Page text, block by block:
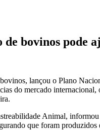
bovinos pode
lançou o Plano
do mercado
Animal,
que foram